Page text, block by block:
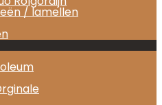
/ lamellen